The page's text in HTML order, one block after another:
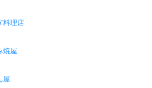
料理店
焼屋
屋